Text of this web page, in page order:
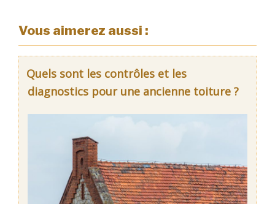
Vous aimerez aussi :
Quels sont les contrôles et les
diagnostics pour une ancienne toiture ?